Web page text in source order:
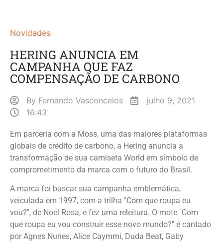
Novidades
HERING ANUNCIA EM
CAMPANHA QUE FAZ
COMPENSAÇÃO DE CARBONO
By Fernando Vasconcelos
julho 9, 2021
16:43
Em parceria com a Moss, uma das maiores plataformas
globais de crédito de carbono, a Hering anuncia a
transformação de sua camiseta World em símbolo de
comprometimento da marca com o futuro do Brasil.
A marca foi buscar sua campanha emblemática,
veiculada em 1997, com a trilha "Com que roupa eu
vou?", de Noel Rosa, e fez uma releitura. O mote "Com
que roupa eu vou construir esse novo mundo?" é cantado
por Agnes Nunes, Alice Caymmi, Duda Beat, Gaby